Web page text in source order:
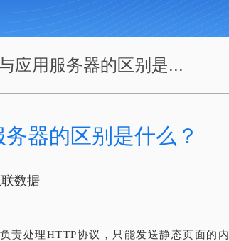
应用服务器的区别是...
器的区别是什么？
数据
责处理HTTP协议，只能发送静态页面的内